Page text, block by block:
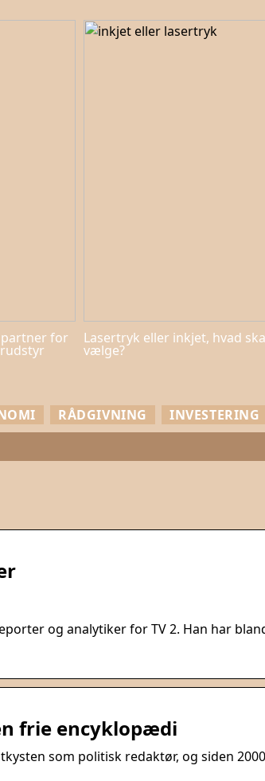
partner for Lasertryk eller inkjet, hvad
vælge?
RÅDGIVNING INVESTERING
og analytiker for TV 2. Han har
frie encyklopædi
som politisk redaktør, og siden